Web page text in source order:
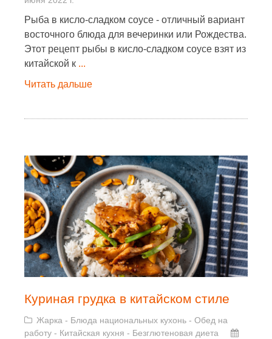
Рыба в кисло-сладком соусе - отличный вариант
восточного блюда для вечеринки или Рождества.
Этот рецепт рыбы в кисло-сладком соусе взят из
китайской к ...
Читать дальше
Куриная грудка в китайском стиле
Жарка - Блюда национальных кухонь - Обед на
работу - Китайская кухня - Безглютеновая диета